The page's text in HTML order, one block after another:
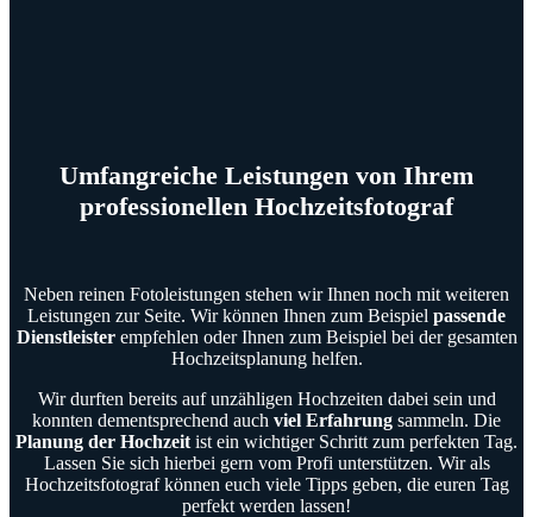
Umfangreiche Leistungen von Ihrem
professionellen Hochzeitsfotograf
Neben reinen Fotoleistungen stehen wir Ihnen noch mit weiteren
Leistungen zur Seite. Wir können Ihnen zum Beispiel passende
Dienstleisterempfehlen oder Ihnen zum Beispiel bei der gesamten
Hochzeitsplanung helfen.
Wir durften bereits auf unzähligen Hochzeiten dabei sein und
konnten dementsprechend auch viel Erfahrung sammeln. Die
Planung der Hochzeit ist ein wichtiger Schritt zum perfekten Tag.
Lassen Sie sich hierbei gern vom Profi unterstützen. Wir als
Hochzeitsfotograf können euch viele Tipps geben, die euren Tag
perfekt werden lassen!